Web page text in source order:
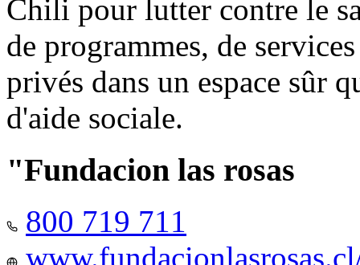
Chili pour lutter contre le
de programmes, de
privés dans un espace sûr
d'aide sociale.
"Fundacion las rosas
800 719 711